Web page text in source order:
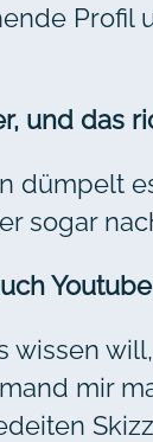
Profil
und das
dümpelt
sogar
mir